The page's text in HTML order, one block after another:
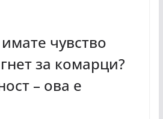
чувство
за комарци?
– ова е